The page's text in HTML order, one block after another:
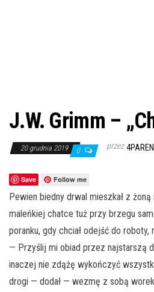
J.W. Grimm –
20 grudnia 2019 0 przez
Save Follow me
Pewien biedny drwal mieszkał z
maleńkiej chatce tuż przy brzegu
poranku, gdy chciał odejść do roboty,
— Przyślij mi obiad przez najstarszą
inaczej nie zdążę wykończyć
drogi — dodał — wezmę z sobą